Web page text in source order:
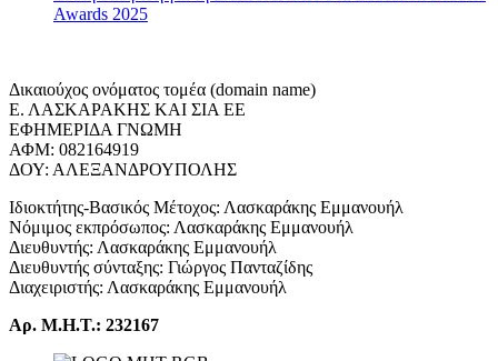
Awards 2025
Δικαιούχος ονόματος τομέα (domain name)
Ε. ΛΑΣΚΑΡΑΚΗΣ ΚΑΙ ΣΙΑ ΕΕ
ΕΦΗΜΕΡΙΔΑ ΓΝΩΜΗ
ΑΦΜ: 082164919
ΔΟΥ: ΑΛΕΞΑΝΔΡΟΥΠΟΛΗΣ
Ιδιοκτήτης-Βασικός Μέτοχος: Λασκαράκης Εμμανουήλ
Νόμιμος εκπρόσωπος: Λασκαράκης Εμμανουήλ
Διευθυντής: Λασκαράκης Εμμανουήλ
Διευθυντής σύνταξης: Γιώργος Πανταζίδης
Διαχειριστής: Λασκαράκης Εμμανουήλ
Αρ. Μ.Η.Τ.: 232167